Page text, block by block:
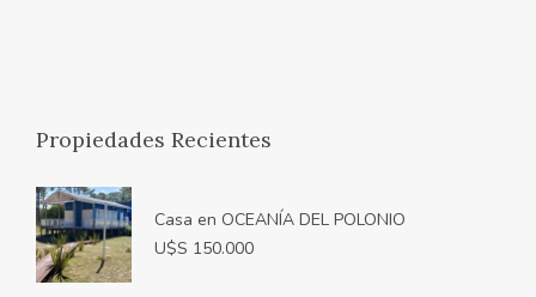
Propiedades Recientes
Casa en OCEANÍA DEL POLONIO
U$S 150.000